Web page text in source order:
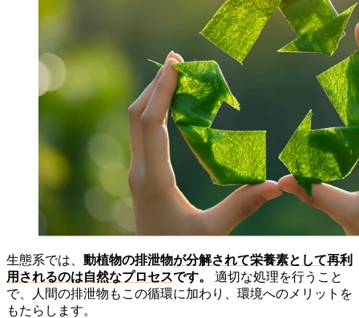
生態系では、 動植物の排泄物が分解されて栄養素として再利
用されるのは自然なプロセスです。
適切な処理を行うこと
で、人間の排泄物もこの循環に加わり、環境へのメリットを
もたらします。